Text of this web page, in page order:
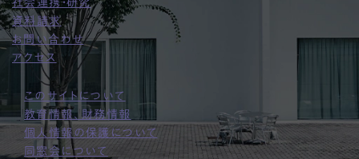
社会連携・研究
資料請求
お問い合わせ
アクセス
このサイトについて
教育情報、財務情報
個人情報の保護について
同窓会について